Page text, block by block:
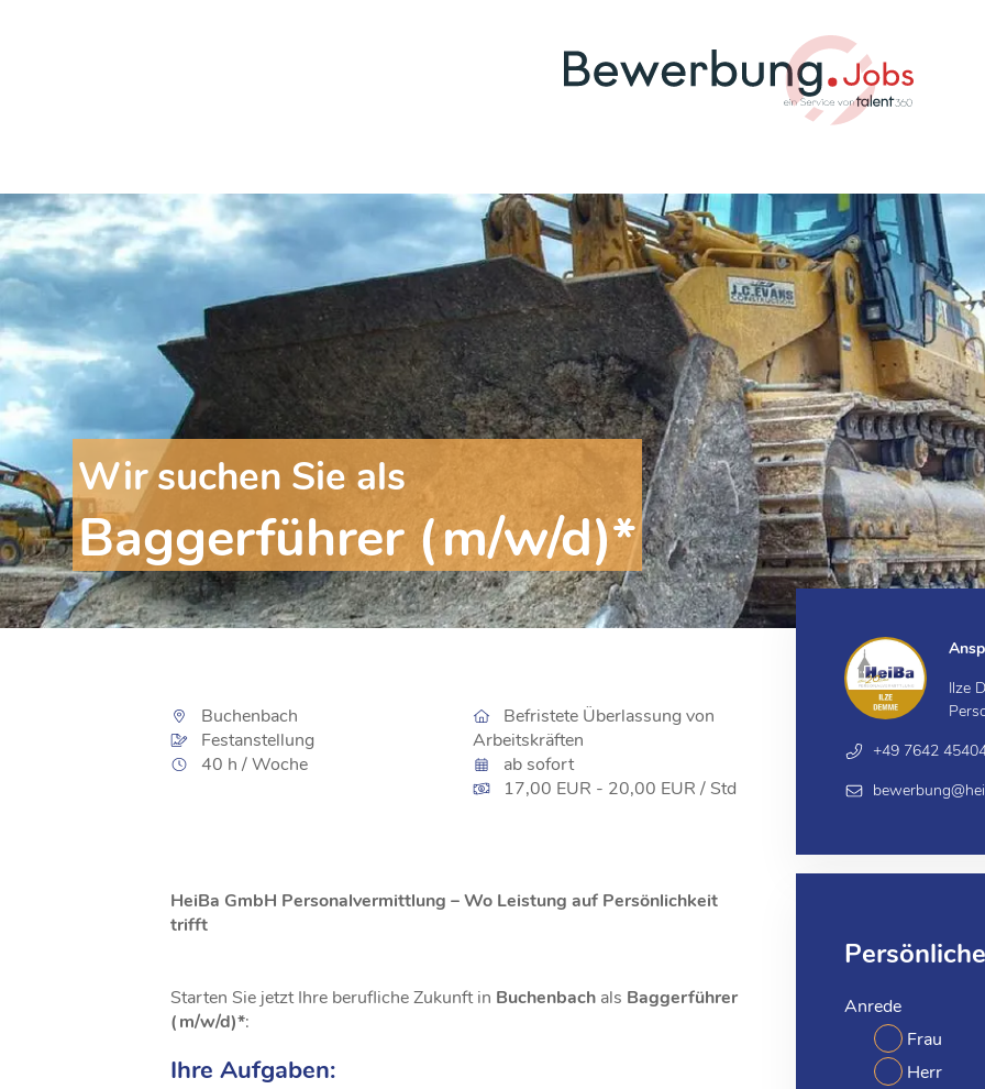
Wir suchen Sie als
Baggerführer (m/w/d)*
Ilze
+49 7642
Anrede
Frau
Herr
Buchenbach
Festanstellung
40 h / Woche
Befristete Überlassung von
Arbeitskräften
ab sofort
17,00 EUR - 20,00 EUR / Std
HeiBa GmbH Personalvermittlung – Wo Leistung auf Persönlichkeit
trifft
Starten Sie jetzt Ihre berufliche Zukunft in Buchenbach als Baggerführer
(m/w/d)*:
Ihre Aufgaben: